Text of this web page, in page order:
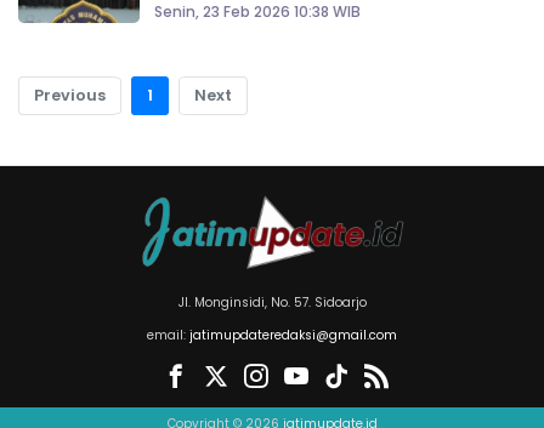
Senin, 23 Feb 2026 10:38 WIB
Previous 1 Next
Jl. Monginsidi, No. 57. Sidoarjo
email: jatimupdateredaksi@gmail.com
Copyright © 2026 jatimupdate.id